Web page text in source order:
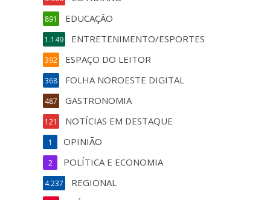
EDUCAÇÃO
891
ENTRETENIMENTO/ESPORTES
1.149
ESPAÇO DO LEITOR
392
FOLHA NOROESTE DIGITAL
368
GASTRONOMIA
487
NOTÍCIAS EM DESTAQUE
121
OPINIÃO
1
POLÍTICA E ECONOMIA
2
REGIONAL
4.237